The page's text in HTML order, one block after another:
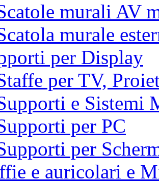
murali AV
murale
per Display
per TV,
e Sistemi
per PC
per
e auricolari e